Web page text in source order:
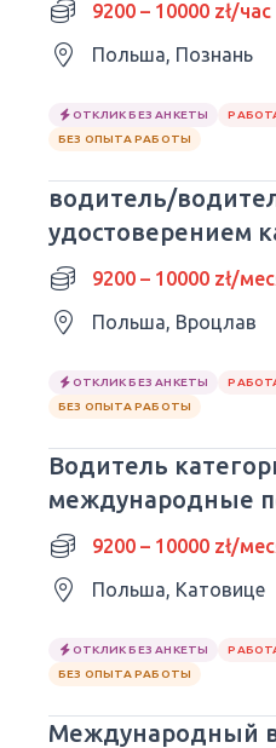
9200 – 10000 zł/час
Польша, Познань
ОТКЛИК БЕЗ АНКЕТЫ
БЕЗ ОПЫТА РАБОТЫ
водитель/
удостоверением
(Европа)9200 – 10000 zł/
Польша, Вроцлав
ОТКЛИК БЕЗ АНКЕТЫ
БЕЗ ОПЫТА РАБОТЫ
Водитель
международные
9200 – 10000 zł/
Польша, Катовице
ОТКЛИК БЕЗ АНКЕТЫ
БЕЗ ОПЫТА РАБОТЫ
Международный